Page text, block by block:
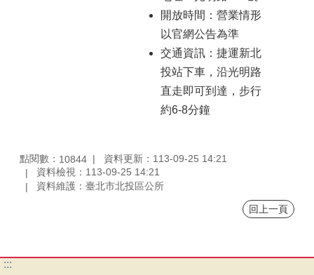
開放時間：營業情形
以官網公告為準
交通資訊：捷運新北
投站下車，沿光明路
直走即可到達，步行
約6-8分鐘
點閱數： 10844
資料更新：113-09-25 14:21
資料檢視：113-09-25 14:21
資料維護：臺北市北投區公所
回上一頁
:::